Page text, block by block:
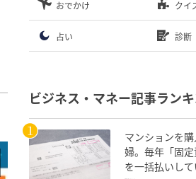
おでかけ クイ
占い 診断
ビジネス・マネー記事ラン
マンションを
婦。毎年「固定
を一括払いし